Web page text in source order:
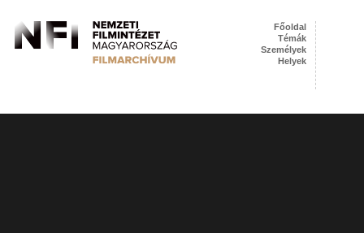
Főoldal
Témák
Személyek
Helyek